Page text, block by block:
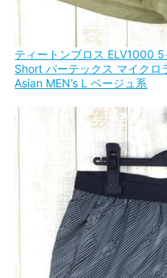
ティートンブロス ELV1000
Short パーテックス マイク
Asian MEN’s L ベージュ系